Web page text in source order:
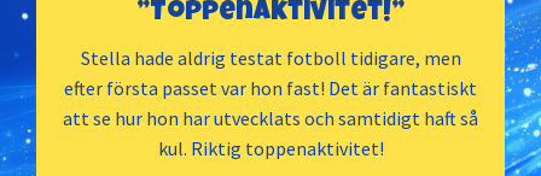
Vänersborg
Västerås
”Toppenaktivitet!”
Stella hade aldrig testat fotboll tidigare, men
efter första passet var hon fast! Det är fantastiskt
att se hur hon har utvecklats och samtidigt haft så
kul. Riktig toppenaktivitet!